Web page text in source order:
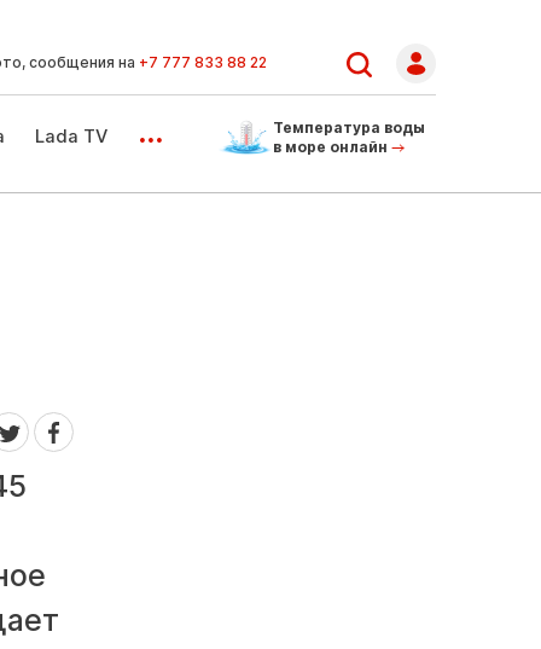
сообщения на +7 777 833 88 22
Lada TV ...
Температура воды
в море онлайн